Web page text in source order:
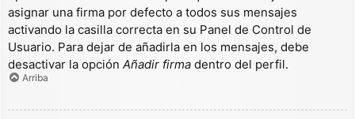
asignar una firma por defecto a todos sus mensajes
activando la casilla correcta en su Panel de Control de
Usuario. Para dejar de añadirla en los mensajes, debe
desactivar la opción Añadir firma dentro del perfil.
Arriba